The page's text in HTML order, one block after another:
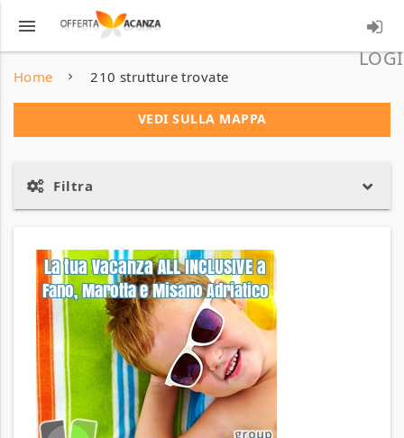
menu
Home 210 strutture trovate
VEDI SULLA MAPPA
Filtra